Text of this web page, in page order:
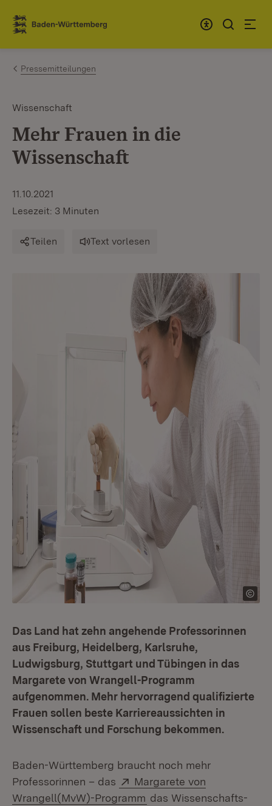
Zum Inhalt springen
Link zur Startseite
Pressemitteilungen
Wissenschaft
Mehr Frauen in die
Wissenschaft
11.10.2021
Lesezeit: 3 Minuten
Teilen Text vorlesen
Das Land hat zehn angehende Professorinnen
aus Freiburg, Heidelberg, Karlsruhe,
Ludwigsburg, Stuttgart und Tübingen in das
Margarete von Wrangell-Programm
aufgenommen. Mehr hervorragend qualifizierte
Frauen sollen beste Karriereaussichten in
Wissenschaft und Forschung bekommen.
Baden-Württemberg braucht noch mehr
Professorinnen – das
Extern:
Margarete von
Wrangell(MvW)-Programm (Öffnet in neuem
das Wissenschafts­